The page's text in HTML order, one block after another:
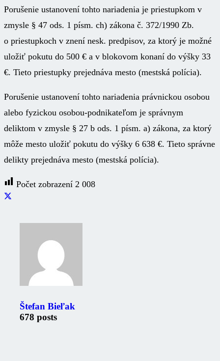
Porušenie ustanovení tohto nariadenia je priestupkom v
zmysle § 47 ods. 1 písm. ch) zákona č. 372/1990 Zb.
o priestupkoch v znení nesk. predpisov, za ktorý je možné
uložiť pokutu do 500 € a v blokovom konaní do výšky 33
€. Tieto priestupky prejednáva mesto (mestská polícia).
Porušenie ustanovení tohto nariadenia právnickou osobou
alebo fyzickou osobou-podnikateľom je správnym
deliktom v zmysle § 27 b ods. 1 písm. a) zákona, za ktorý
môže mesto uložiť pokutu do výšky 6 638 €. Tieto správne
delikty prejednáva mesto (mestská polícia).
Počet zobrazení 2 008
Štefan Bieľak
678 posts